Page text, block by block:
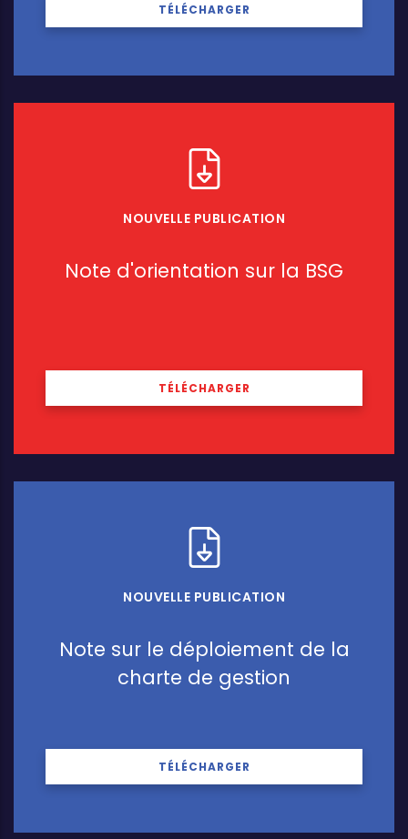
TÉLÉCHARGER
NOUVELLE PUBLICATION
Note d'orientation sur la BSG
TÉLÉCHARGER
NOUVELLE PUBLICATION
Note sur le déploiement de la
charte de gestion
TÉLÉCHARGER